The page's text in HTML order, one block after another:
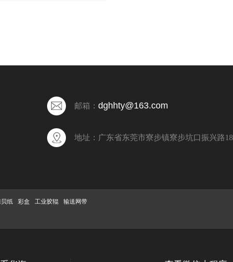
邮箱： dghhty@163.com
地址： 广东省东莞市寮步镇寮步坑口振兴路
纸 彩盒 工业胶辊 输送网带